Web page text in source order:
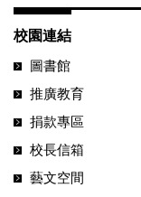
校園連結
圖書館
推廣教育
捐款專區
校長信箱
藝文空間